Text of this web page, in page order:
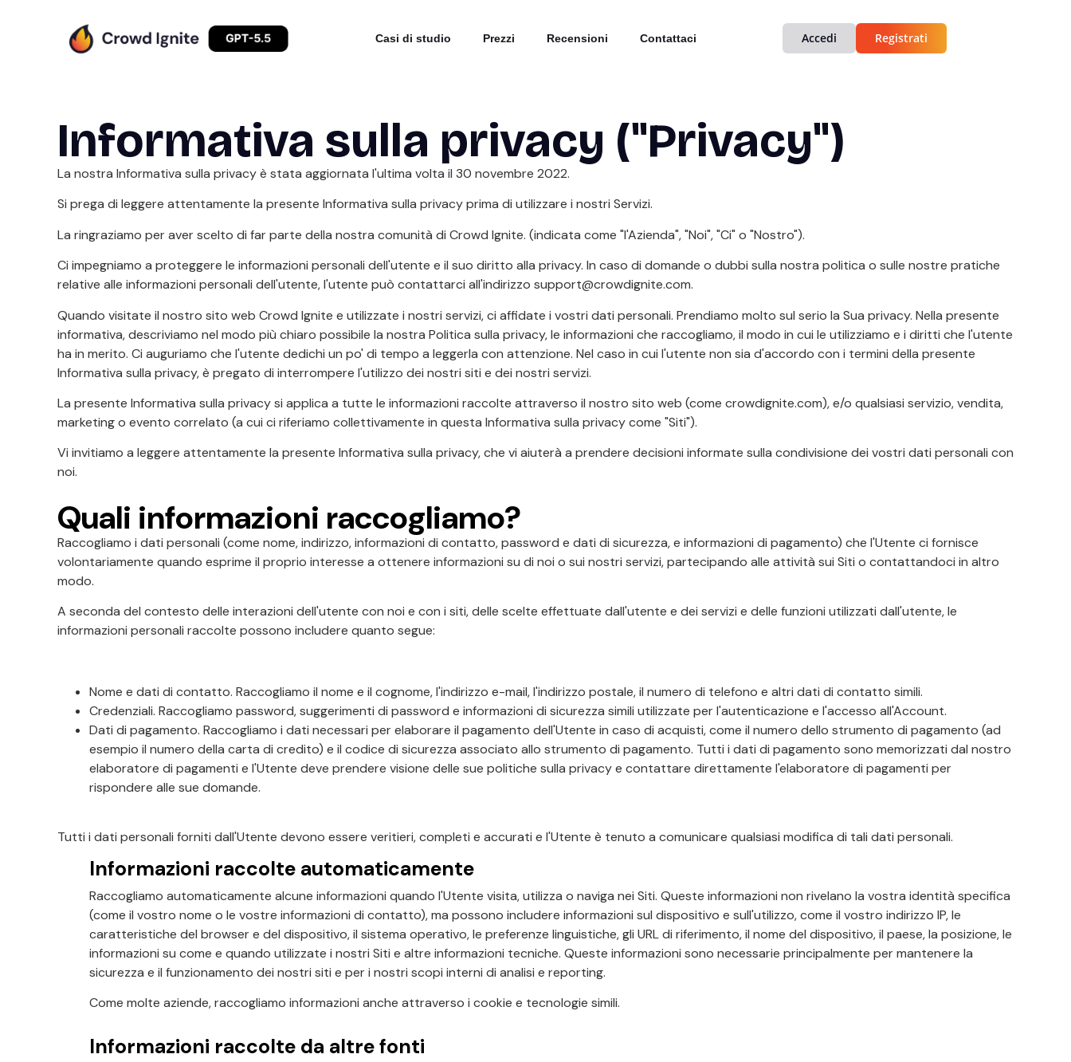
Casi di studio Prezzi Recensioni Contattaci Accedi Registrati
Informativa sulla privacy ("Privacy")
La nostra Informativa sulla privacy è stata aggiornata l'ultima volta il 30 novembre 2022.
Si prega di leggere attentamente la presente Informativa sulla privacy prima di utilizzare i nostri Servizi.
La ringraziamo per aver scelto di far parte della nostra comunità di Crowd Ignite. (indicata come "l'Azienda", "Noi", "Ci" o "Nostro").
Ci impegniamo a proteggere le informazioni personali dell'utente e il suo diritto alla privacy. In caso di domande o dubbi sulla nostra politica o sulle nostre pratiche
relative alle informazioni personali dell'utente, l'utente può contattarci all'indirizzo support@crowdignite.com.
Quando visitate il nostro sito web Crowd Ignite e utilizzate i nostri servizi, ci affidate i vostri dati personali. Prendiamo molto sul serio la Sua privacy. Nella presente
informativa, descriviamo nel modo più chiaro possibile la nostra Politica sulla privacy, le informazioni che raccogliamo, il modo in cui le utilizziamo e i diritti che l'utente
ha in merito. Ci auguriamo che l'utente dedichi un po' di tempo a leggerla con attenzione. Nel caso in cui l'utente non sia d'accordo con i termini della presente
Informativa sulla privacy, è pregato di interrompere l'utilizzo dei nostri siti e dei nostri servizi.
La presente Informativa sulla privacy si applica a tutte le informazioni raccolte attraverso il nostro sito web (come crowdignite.com), e/o qualsiasi servizio, vendita,
marketing o evento correlato (a cui ci riferiamo collettivamente in questa Informativa sulla privacy come "Siti").
Vi invitiamo a leggere attentamente la presente Informativa sulla privacy, che vi aiuterà a prendere decisioni informate sulla condivisione dei vostri dati personali con
noi.
Quali informazioni raccogliamo?
Raccogliamo i dati personali (come nome, indirizzo, informazioni di contatto, password e dati di sicurezza, e informazioni di pagamento) che l'Utente ci fornisce
volontariamente quando esprime il proprio interesse a ottenere informazioni su di noi o sui nostri servizi, partecipando alle attività sui Siti o contattandoci in altro
modo.
A seconda del contesto delle interazioni dell'utente con noi e con i siti, delle scelte effettuate dall'utente e dei servizi e delle funzioni utilizzati dall'utente, le
informazioni personali raccolte possono includere quanto segue:
Nome e dati di contatto. Raccogliamo il nome e il cognome, l'indirizzo e-mail, l'indirizzo postale, il numero di telefono e altri dati di contatto simili.
Credenziali. Raccogliamo password, suggerimenti di password e informazioni di sicurezza simili utilizzate per l'autenticazione e l'accesso all'Account.
Dati di pagamento. Raccogliamo i dati necessari per elaborare il pagamento dell'Utente in caso di acquisti, come il numero dello strumento di pagamento (ad
esempio il numero della carta di credito) e il codice di sicurezza associato allo strumento di pagamento. Tutti i dati di pagamento sono memorizzati dal nostro
elaboratore di pagamenti e l'Utente deve prendere visione delle sue politiche sulla privacy e contattare direttamente l'elaboratore di pagamenti per
rispondere alle sue domande.
Tutti i dati personali forniti dall'Utente devono essere veritieri, completi e accurati e l'Utente è tenuto a comunicare qualsiasi modifica di tali dati personali.
Informazioni raccolte automaticamente
Raccogliamo automaticamente alcune informazioni quando l'Utente visita, utilizza o naviga nei Siti. Queste informazioni non rivelano la vostra identità specifica
(come il vostro nome o le vostre informazioni di contatto), ma possono includere informazioni sul dispositivo e sull'utilizzo, come il vostro indirizzo IP, le
caratteristiche del browser e del dispositivo, il sistema operativo, le preferenze linguistiche, gli URL di riferimento, il nome del dispositivo, il paese, la posizione, le
informazioni su come e quando utilizzate i nostri Siti e altre informazioni tecniche. Queste informazioni sono necessarie principalmente per mantenere la
sicurezza e il funzionamento dei nostri siti e per i nostri scopi interni di analisi e reporting.
Come molte aziende, raccogliamo informazioni anche attraverso i cookie e tecnologie simili.
Informazioni raccolte da altre fonti